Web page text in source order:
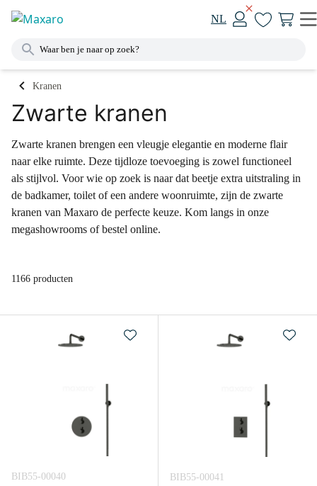
NL
Kranen
Zwarte kranen
Zwarte kranen brengen een vleugje elegantie en moderne flair
naar elke ruimte. Deze tijdloze toevoeging is zowel functioneel
als stijlvol. Voor wie op zoek is naar dat beetje extra uitstraling in
de badkamer, toilet of een andere woonruimte, zijn de zwarte
kranen van Maxaro de perfecte keuze. Kom langs in onze
megashowrooms of bestel online.
1166 producten
BIB55-00040 BIB55-00041